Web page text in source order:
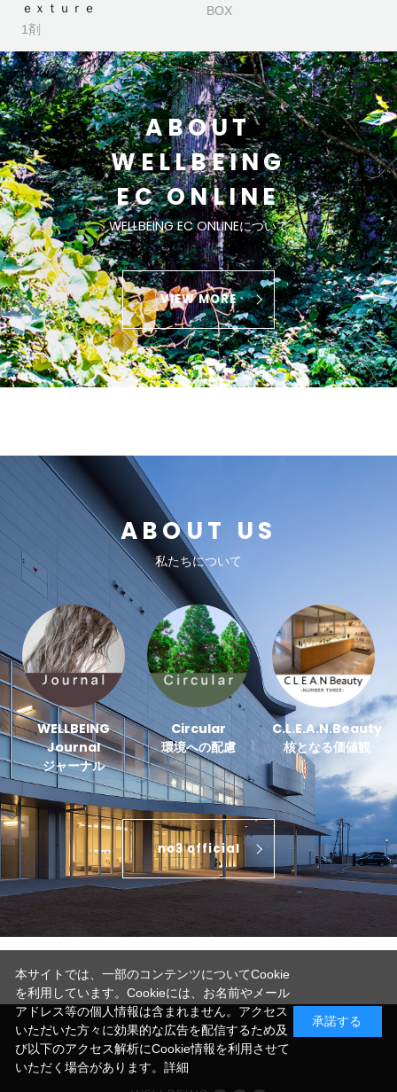
ｅｘｔｕｒｅ
1剤
BOX
ABOUT
WELLBEING
EC ONLINE
WELLBEING EC ONLINEについて
VIEW MORE
ABOUT US
私たちについて
WELLBEING
Journal
ジャーナル
Circular
環境への配慮
C.L.E.A.N.Beauty
核となる価値観
no3 official
本サイトでは、一部のコンテンツについてCookie
を利用しています。Cookieには、お名前やメール
アドレス等の個人情報は含まれません。アクセス
いただいた方々に効果的な広告を配信するため及
び以下のアクセス解析にCookie情報を利用させて
いただく場合があります。 詳細
承諾する